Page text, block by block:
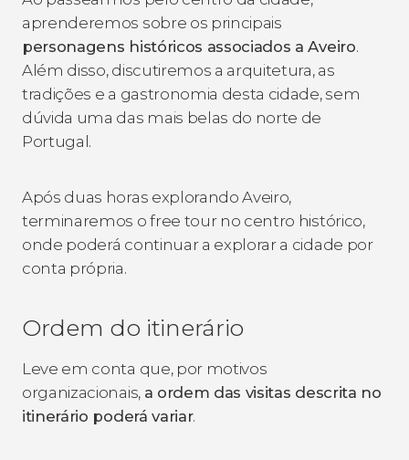
aprenderemos sobre os principais
personagens históricos associados a Aveiro.
Além disso, discutiremos a arquitetura, as
tradições e a gastronomia desta cidade, sem
dúvida uma das mais belas do norte de
Portugal.
Após duas horas explorando Aveiro,
terminaremos o free tour no centro histórico,
onde poderá continuar a explorar a cidade por
conta própria.
Ordem do itinerário
Leve em conta que, por motivos
organizacionais, a ordem das visitas descrita no
itinerário poderá variar.